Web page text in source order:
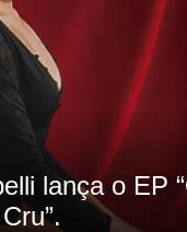
referencias